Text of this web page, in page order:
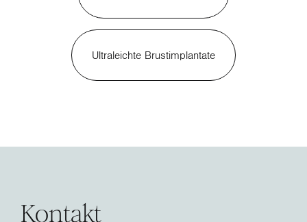
Ultraleichte Brustimplantate
Kontakt